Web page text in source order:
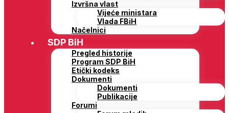
Izvršna vlast
Vijeće ministara
Vlada FBiH
Načelnici
SDP BiH
Pregled historije
Program SDP BiH
Etički kodeks
Dokumenti
Dokumenti
Publikacije
Forumi